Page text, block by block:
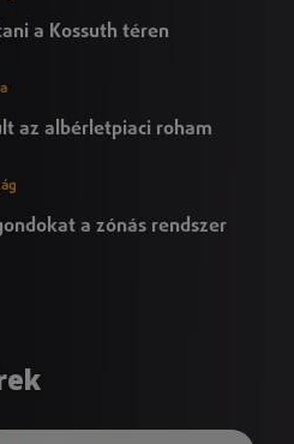
a Kossuth téren
az albérletpiaci roham
a zónás rendszer